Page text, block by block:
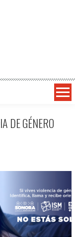
DE GÉNERO